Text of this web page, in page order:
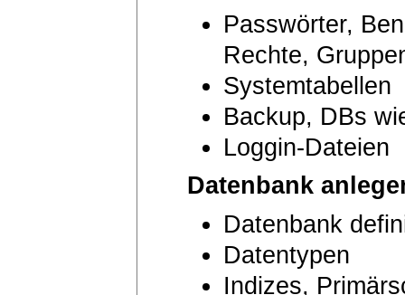
Passwörter,
Rechte,
Systemtabellen
Backup, DBs
Loggin-Dateien
Datenbank
Datenbank
Datentypen
Indizes,